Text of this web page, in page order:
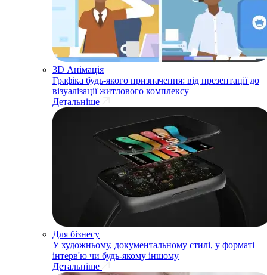
3D Анімація
Графіка будь-якого призначення: від презентації до
візуалізації житлового комплексу
Детальніше
Для бізнесу
У художньому, документальному стилі, у форматі
інтерв'ю чи будь-якому іншому
Детальніше